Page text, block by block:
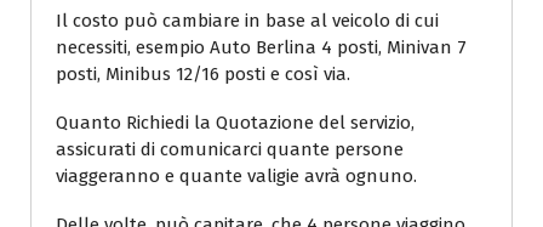
Il costo può cambiare in base al veicolo di cui
necessiti, esempio Auto Berlina 4 posti, Minivan 7
posti, Minibus 12/16 posti e così via.
Quanto Richiedi la Quotazione del servizio,
assicurati di comunicarci quante persone
viaggeranno e quante valigie avrà ognuno.